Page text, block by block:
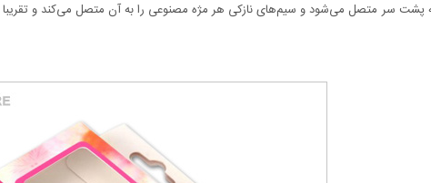
پشت سر متصل می‌شود و سیم‌های نازکی هر مژه مصنوعی را به آن متصل می‌کند و